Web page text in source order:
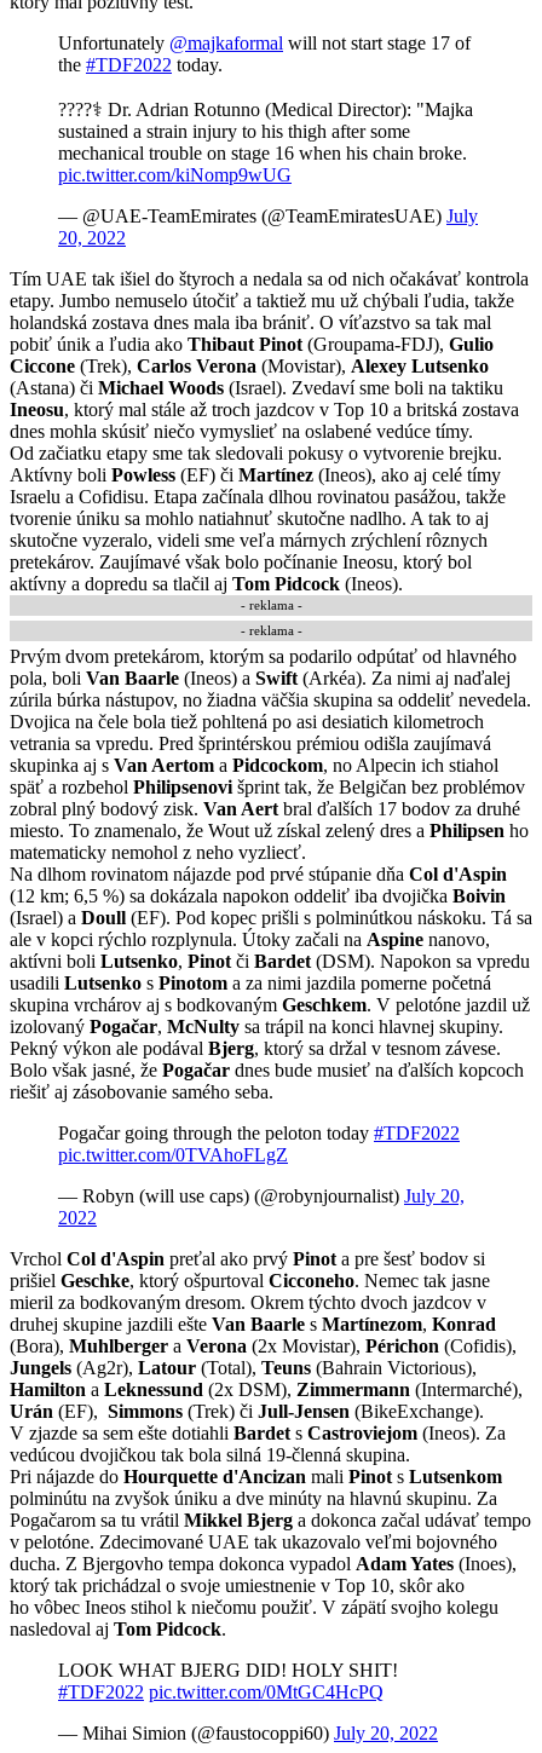
Unfortunately @majkaformal will not start stage 17 of
the #TDF2022 today.
????‍⚕️ Dr. Adrian Rotunno (Medical Director): "Majka
sustained a strain injury to his thigh after some
mechanical trouble on stage 16 when his chain broke.
pic.twitter.com/kiNomp9wUG
— @UAE-TeamEmirates (@TeamEmiratesUAE) July
20, 2022
Tím UAE tak išiel do štyroch a nedala sa od nich očakávať kontrola
etapy. Jumbo nemuselo útočiť a taktiež mu už chýbali ľudia, takže
holandská zostava dnes mala iba brániť. O víťazstvo sa tak mal
pobiť únik a ľudia ako Thibaut Pinot (Groupama-FDJ), Gulio
Ciccone (Trek), Carlos Verona (Movistar), Alexey Lutsenko
(Astana) či Michael Woods (Israel). Zvedaví sme boli na taktiku
Ineosu, ktorý mal stále až troch jazdcov v Top 10 a britská zostava
dnes mohla skúsiť niečo vymyslieť na oslabené vedúce tímy.
Od začiatku etapy sme tak sledovali pokusy o vytvorenie brejku.
Aktívny boli Powless (EF) či Martínez (Ineos), ako aj celé tímy
Israelu a Cofidisu. Etapa začínala dlhou rovinatou pasážou, takže
tvorenie úniku sa mohlo natiahnuť skutočne nadlho. A tak to aj
skutočne vyzeralo, videli sme veľa márnych zrýchlení rôznych
pretekárov. Zaujímavé však bolo počínanie Ineosu, ktorý bol
aktívny a dopredu sa tlačil aj Tom Pidcock (Ineos).
- reklama -
- reklama -
Prvým dvom pretekárom, ktorým sa podarilo odpútať od hlavného
pola, boli Van Baarle (Ineos) a Swift (Arkéa). Za nimi aj naďalej
zúrila búrka nástupov, no žiadna väčšia skupina sa oddeliť nevedela.
Dvojica na čele bola tiež pohltená po asi desiatich kilometroch
vetrania sa vpredu. Pred šprintérskou prémiou odišla zaujímavá
skupinka aj s Van Aertom a Pidcockom, no Alpecin ich stiahol
späť a rozbehol Philipsenovi šprint tak, že Belgičan bez problémov
zobral plný bodový zisk. Van Aert bral ďalších 17 bodov za druhé
miesto. To znamenalo, že Wout už získal zelený dres a Philipsen ho
matematicky nemohol z neho vyzliecť.
Na dlhom rovinatom nájazde pod prvé stúpanie dňa Col d'Aspin
(12 km; 6,5 %) sa dokázala napokon oddeliť iba dvojička Boivin
(Israel) a Doull (EF). Pod kopec prišli s polminútkou náskoku. Tá sa
ale v kopci rýchlo rozplynula. Útoky začali na Aspine nanovo,
aktívni boli Lutsenko, Pinot či Bardet (DSM). Napokon sa vpredu
usadili Lutsenko s Pinotom a za nimi jazdila pomerne početná
skupina vrchárov aj s bodkovaným Geschkem. V pelotóne jazdil už
izolovaný Pogačar, McNulty sa trápil na konci hlavnej skupiny.
Pekný výkon ale podával Bjerg, ktorý sa držal v tesnom závese.
Bolo však jasné, že Pogačar dnes bude musieť na ďalších kopcoch
riešiť aj zásobovanie samého seba.
Pogačar going through the peloton today #TDF2022
pic.twitter.com/0TVAhoFLgZ
— Robyn (will use caps) (@robynjournalist) July 20,
2022
Vrchol Col d'Aspin preťal ako prvý Pinot a pre šesť bodov si
prišiel Geschke, ktorý ošpurtoval Cicconeho. Nemec tak jasne
mieril za bodkovaným dresom. Okrem týchto dvoch jazdcov v
druhej skupine jazdili ešte Van Baarle s Martínezom, Konrad
(Bora), Muhlberger a Verona (2x Movistar), Périchon (Cofidis),
Jungels (Ag2r), Latour (Total), Teuns (Bahrain Victorious),
Hamilton a Leknessund (2x DSM), Zimmermann (Intermarché),
Urán (EF), Simmons (Trek) či Jull-Jensen (BikeExchange).
V zjazde sa sem ešte dotiahli Bardet s Castroviejom (Ineos). Za
vedúcou dvojičkou tak bola silná 19-členná skupina.
Pri nájazde do Hourquette d'Ancizan mali Pinot s Lutsenkom
polminútu na zvyšok úniku a dve minúty na hlavnú skupinu. Za
Pogačarom sa tu vrátil Mikkel Bjerg a dokonca začal udávať tempo
v pelotóne. Zdecimované UAE tak ukazovalo veľmi bojovného
ducha. Z Bjergovho tempa dokonca vypadol Adam Yates (Inoes),
ktorý tak prichádzal o svoje umiestnenie v Top 10, skôr ako
ho vôbec Ineos stihol k niečomu použiť. V zápätí svojho kolegu
nasledoval aj Tom Pidcock.
LOOK WHAT BJERG DID! HOLY SHIT!
#TDF2022 pic.twitter.com/0MtGC4HcPQ
— Mihai Simion (@faustocoppi60) July 20, 2022